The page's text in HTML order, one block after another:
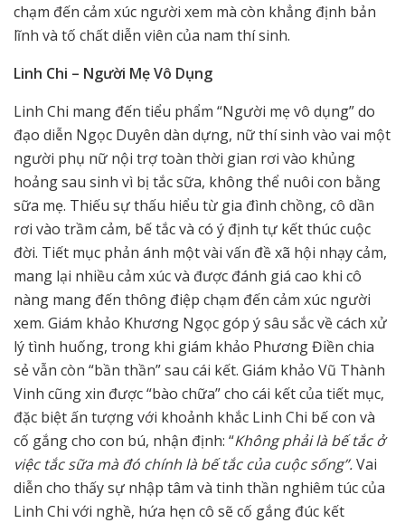
chạm đến cảm xúc người xem mà còn khẳng định bản
lĩnh và tố chất diễn viên của nam thí sinh.
Linh Chi – Người Mẹ Vô Dụng
Linh Chi mang đến tiểu phẩm “Người mẹ vô dụng” do
đạo diễn Ngọc Duyên dàn dựng, nữ thí sinh vào vai một
người phụ nữ nội trợ toàn thời gian rơi vào khủng
hoảng sau sinh vì bị tắc sữa, không thể nuôi con bằng
sữa mẹ. Thiếu sự thấu hiểu từ gia đình chồng, cô dần
rơi vào trầm cảm, bế tắc và có ý định tự kết thúc cuộc
đời. Tiết mục phản ánh một vài vấn đề xã hội nhạy cảm,
mang lại nhiều cảm xúc và được đánh giá cao khi cô
nàng mang đến thông điệp chạm đến cảm xúc người
xem. Giám khảo Khương Ngọc góp ý sâu sắc về cách xử
lý tình huống, trong khi giám khảo Phương Điền chia
sẻ vẫn còn “bần thần” sau cái kết. Giám khảo Vũ Thành
Vinh cũng xin được “bào chữa” cho cái kết của tiết mục,
đặc biệt ấn tượng với khoảnh khắc Linh Chi bế con và
cố gắng cho con bú, nhận định: “Không phải là bế tắc ở
việc tắc sữa mà đó chính là bế tắc của cuộc sống”.Vai
diễn cho thấy sự nhập tâm và tinh thần nghiêm túc của
Linh Chi với nghề, hứa hẹn cô sẽ cố gắng đúc kết